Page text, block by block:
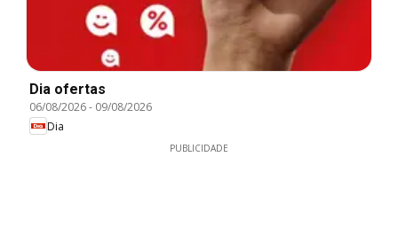
Dia ofertas
06/08/2026- 09/08/2026
Dia
PUBLICIDADE